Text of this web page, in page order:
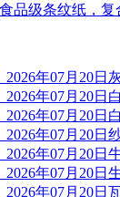
食品级条纹纸，
2026年07月20日
2026年07月20日
2026年07月20日
2026年07月20日
2026年07月20日
2026年07月20
2026年07月20